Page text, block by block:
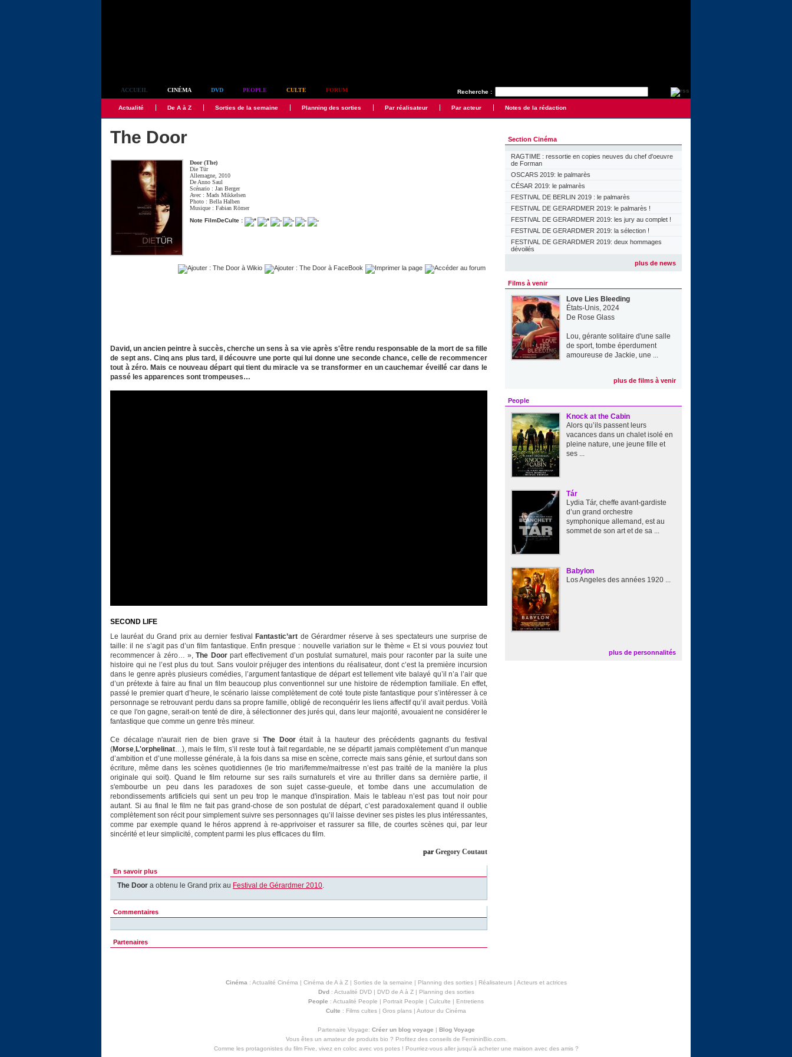
Recherche :
ACCUEIL CINÉMA DVD PEOPLE CULTE FORUM
Actualité De A à Z Sorties de la semaine Planning des sorties Par réalisateur Par acteur Notes de la rédaction
The Door
Door (The)
Die Tür
Allemagne, 2010
De Anno Saul
Scénario :Jan Berger
Avec :Mads Mikkelsen
Photo :Bella Halben
Musique :Fabian Römer
Note FilmDeCulte :
David, un ancien peintre à succès, cherche un sens à sa vie après s'être rendu responsable de la mort de sa fille
de sept ans. Cinq ans plus tard, il découvre une porte qui lui donne une seconde chance, celle de recommencer
tout à zéro. Mais ce nouveau départ qui tient du miracle va se transformer en un cauchemar éveillé car dans le
passé les apparences sont trompeuses…
SECOND LIFE
Le lauréat du Grand prix au dernier festival
Fantastic’art de Gérardmer réserve à ses spectateurs une surprise de
taille: il ne s’agit pas d’un film fantastique. Enfin presque : nouvelle variation sur le thème « Et si vous pouviez tout
recommencer à zéro… »,The Doorpart effectivement d’un postulat surnaturel, mais pour raconter par la suite une
histoire qui ne l’est plus du tout. Sans vouloir préjuger des intentions du réalisateur, dont c’est la première incursion
dans le genre après plusieurs comédies, l’argument fantastique de départ est tellement vite balayé qu’il n’a l’air que
d’un prétexte à faire au final un film beaucoup plus conventionnel sur une histoire de rédemption familiale. En effet,
passé le premier quart d’heure, le scénario laisse complètement de coté toute piste fantastique pour s’intéresser à ce
personnage se retrouvant perdu dans sa propre famille, obligé de reconquérir les liens affectif qu’il avait perdus. Voilà
ce que l'on gagne, serait-on tenté de dire, à sélectionner des jurés qui, dans leur majorité, avouaient ne considérer le
fantastique que comme un genre très mineur.
Ce décalage n'aurait rien de bien grave si The Doorétait à la hauteur des précédents gagnants du festival
(Morse,L'orphelinat…), mais le film, s’il reste tout à fait regardable, ne se départit jamais complètement d’un manque
d’ambition et d’une mollesse générale, à la fois dans sa mise en scène, correcte mais sans génie, et surtout dans son
écriture, même dans les scènes quotidiennes (le trio mari/femme/maitresse n’est pas traité de la manière la plus
originale qui soit). Quand le film retourne sur ses rails surnaturels et vire au thriller dans sa dernière partie, il
s'embourbe un peu dans les paradoxes de son sujet casse-gueule, et tombe dans une accumulation de
rebondissements artificiels qui sent un peu trop le manque d'inspiration. Mais le tableau n’est pas tout noir pour
autant. Si au final le film ne fait pas grand-chose de son postulat de départ, c’est paradoxalement quand il oublie
complètement son récit pour simplement suivre ses personnages qu’il laisse deviner ses pistes les plus intéressantes,
comme par exemple quand le héros apprend à re-apprivoiser et rassurer sa fille, de courtes scènes qui, par leur
sincérité et leur simplicité, comptent parmi les plus efficaces du film.
par Gregory Coutaut
En savoir plus
The Door a obtenu le Grand prix au Festival de Gérardmer 2010.
Commentaires
Partenaires
Section Cinéma
RAGTIME : ressortie en copies neuves du chef d'oeuvre
de Forman
OSCARS 2019: le palmarès
CÉSAR 2019: le palmarès
FESTIVAL DE BERLIN 2019 : le palmarès
FESTIVAL DE GERARDMER 2019: le palmarès !
FESTIVAL DE GERARDMER 2019: les jury au complet !
FESTIVAL DE GERARDMER 2019: la sélection !
FESTIVAL DE GERARDMER 2019: deux hommages
dévoilés
plus de news
Films à venir
Love Lies Bleeding
États-Unis, 2024
De Rose Glass
Lou, gérante solitaire d'une salle
de sport, tombe éperdument
amoureuse de Jackie, une ...
plus de films à venir
People
Knock at the Cabin
Alors qu’ils passent leurs
vacances dans un chalet isolé en
pleine nature, une jeune fille et
ses ...
Tár
Lydia Tár, cheffe avant-gardiste
d’un grand orchestre
symphonique allemand, est au
sommet de son art et de sa ...
Babylon
Los Angeles des années 1920 ...
plus de personnalités
Cinéma : Actualité Cinéma | Cinéma de A à Z| Sorties de la semaine | Planning des sorties| Réalisateurs| Acteurs et actrices
Dvd: Actualité DVD| DVD de A à Z| Planning des sorties
People : Actualité People | Portrait People | Culculte | Entretiens
Culte : Films cultes | Gros plans | Autour du Cinéma
Partenaire Voyage: Créer un blog voyage | Blog Voyage
Vous êtes un amateur de produits bio ? Profitez des conseils de FemininBio.com.
Comme les protagonistes du film Five, vivez en coloc avec vos potes ! Pourriez-vous aller jusqu'à acheter une maison avec des amis?